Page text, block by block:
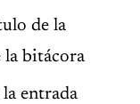
de la
la bitácora
entrada